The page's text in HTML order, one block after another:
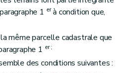
1 erà condition que,
même parcelle cadastrale que
1 er;
des conditions suivantes :